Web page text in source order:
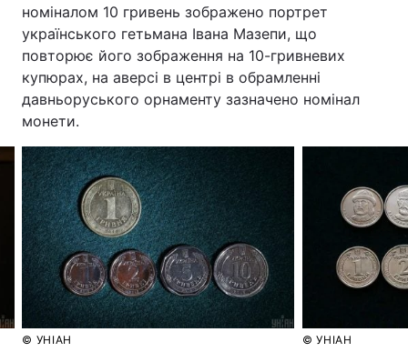
номіналом 10 гривень зображено портрет
українського гетьмана Івана Мазепи, що
повторює його зображення на 10-гривневих
купюрах, на аверсі в центрі в обрамленні
давньоруського орнаменту зазначено номінал
монети.
© УНІАН © УНІАН